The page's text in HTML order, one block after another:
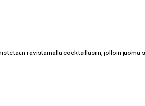
ravistamalla cocktaillasiin, jolloin juoma